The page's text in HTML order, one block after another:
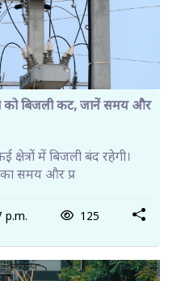
बिजली कट, जानें समय और
में बिजली बंद रहेगी।
समय और प्र
p.m. 125